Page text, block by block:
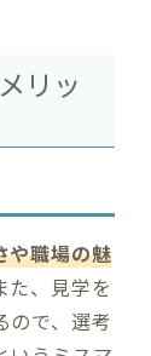
リッ
や職場の魅
た、見学を
ので、選考